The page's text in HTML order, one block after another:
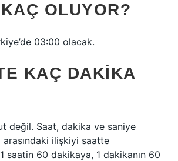
OLUYOR?
03:00 olacak.
KAÇ DAKIKA
değil. Saat, dakika ve saniye
ilişkiyi saatte
saatin 60 dakikaya, 1 dakikanın 60